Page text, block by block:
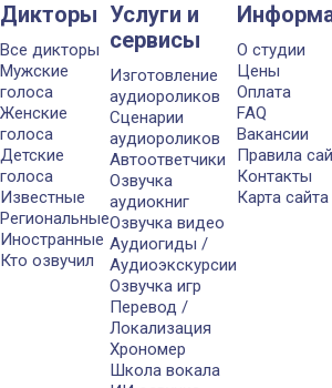
Дикторы
Все дикторы
Мужские
голоса
Женские
голоса
Детские
голоса
Известные
Региональные
Иностранные
Кто озвучил
Услуги и
сервисы
Изготовление
аудиороликов
Сценарии
аудиороликов
Автоответчики
Озвучка
аудиокниг
Озвучка видео
Аудиогиды /
Аудиоэкскурсии
Озвучка игр
Перевод /
Локализация
Хрономер
Школа вокала
О студии
Цены
Оплата
FAQ
Вакансии
Правила
Контакты
Карта сайта